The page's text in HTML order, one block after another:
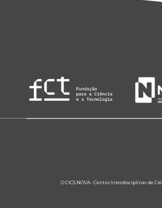
O CICS.NOVA - Centro Interdisciplinar de